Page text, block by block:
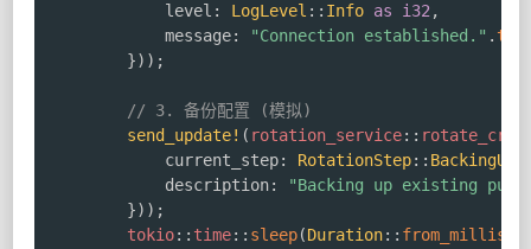
            level
: LogLevel :: Info as i32,
            message
: "Connection established." .
}) ) ;
// 3. 备份配置 (模拟)
send_update! ( rotation_service::
            current_step
: RotationStep::
            description
:
"Backing up existing
}) ) ;
tokio:: time:: sleep(Duration:: from_millis